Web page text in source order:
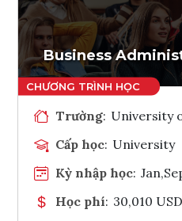
Business
Trường: University
Cấp học: University
Kỳ nhập học:
Học phí: 30,010 USD